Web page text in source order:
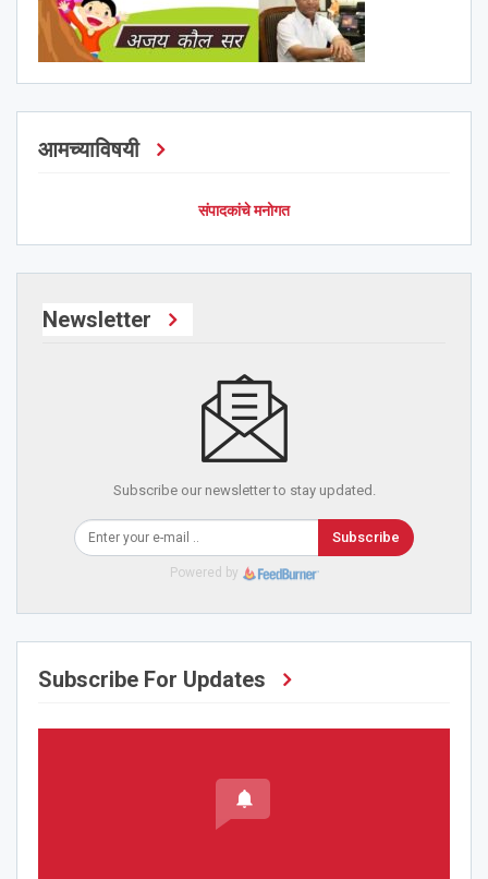
आमच्याविषयी
संपादकांचे मनोगत
Newsletter
Subscribe our newsletter to stay updated.
Subscribe
Powered by
Subscribe For Updates